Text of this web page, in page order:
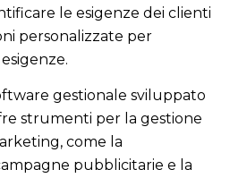
le esigenze dei clienti
personalizzate per
gestionale sviluppato
strumenti per la gestione
come la
pubblicitarie e la